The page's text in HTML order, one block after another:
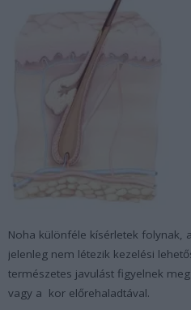
Noha különféle kísérletek folynak,
jelenleg nem létezik kezelési
természetes javulást figyelnek
vagy a kor előrehaladtával.